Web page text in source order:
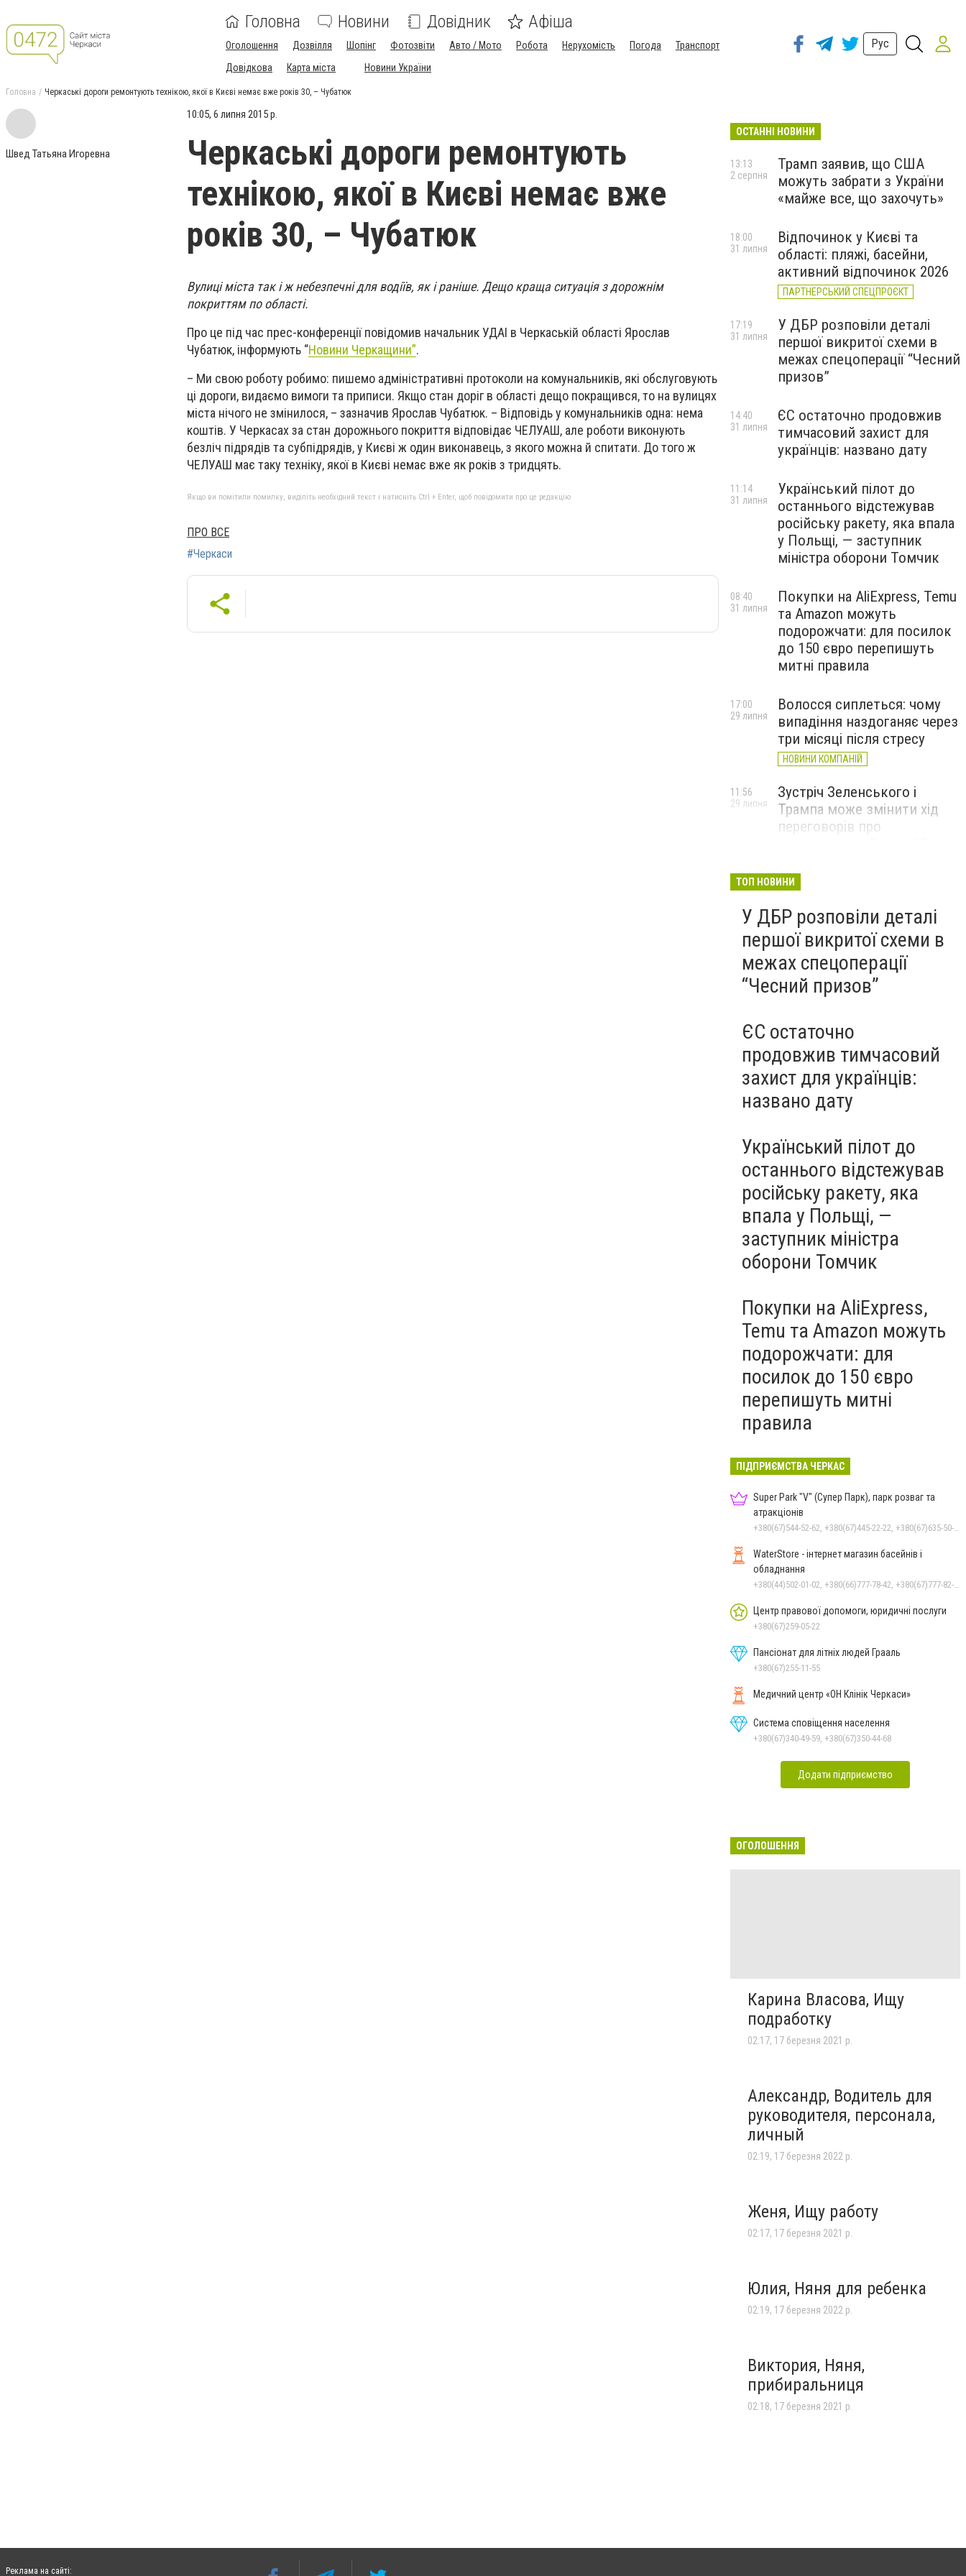
Головна Новини Довідник Афіша
Оголошення Дозвілля Шопінг Фотозвіти Авто / Мото Робота Нерухомість Погода
Транспорт
Довідкова
Карта міста Новини України
Рус
Головна Черкаські дороги ремонтують технікою, якої в Києві немає вже років 30, – Чубатюк
Швед Татьяна Игоревна
10:05, 6 липня 2015 р.
Черкаські дороги ремонтують
технікою, якої в Києві немає вже
років 30, – Чубатюк
Вулиці міста так і ж небезпечні для водіїв, як і раніше. Дещо краща ситуація з дорожнім
покриттям по області.
Про це під час прес-конференції повідомив начальник УДАІ в Черкаській області Ярослав
Чубатюк, інформують “Новини Черкащини”.
– Ми свою роботу робимо: пишемо адміністративні протоколи на комунальників, які обслуговують
ці дороги, видаємо вимоги та приписи. Якщо стан доріг в області дещо покращився, то на вулицях
міста нічого не змінилося, – зазначив Ярослав Чубатюк. – Відповідь у комунальників одна: нема
коштів. У Черкасах за стан дорожнього покриття відповідає ЧЕЛУАШ, але роботи виконують
безліч підрядів та субпідрядів, у Києві ж один виконавець, з якого можна й спитати. До того ж
ЧЕЛУАШ має таку техніку, якої в Києві немає вже як років з тридцять.
Якщо ви помітили помилку, виділіть необхідний текст і натисніть Ctrl + Enter, щоб повідомити про це редакцію
ПРО ВСЕ
#Черкаси
ОСТАННІ НОВИНИ
Трамп заявив, що США
можуть забрати з України
«майже все, що захочуть»
13:13
2 серпня
Відпочинок у Києві та
області: пляжі, басейни,
активний відпочинок 2026
ПАРТНЕРСЬКИЙ СПЕЦПРОЄКТ
18:00
31 липня
У ДБР розповіли деталі
першої викритої схеми в
межах спецоперації “Чесний
призов”
17:19
31 липня
ЄС остаточно продовжив
тимчасовий захист для
українців: названо дату
14:40
31 липня
Український пілот до
останнього відстежував
російську ракету, яка впала
у Польщі, — заступник
міністра оборони Томчик
11:14
31 липня
Покупки на AliExpress, Temu
та Amazon можуть
подорожчати: для посилок
до 150 євро перепишуть
митні правила
08:40
31 липня
Волосся сиплеться: чому
випадіння наздоганяє через
три місяці після стресу
НОВИНИ КОМПАНІЙ
17:00
29 липня
Зустріч Зеленського і
Трампа може змінити хід
переговорів про
11:56
29 липня
ТОП НОВИНИ
У ДБР розповіли деталі
першої викритої схеми в
межах спецоперації
“Чесний призов”
ЄС остаточно
продовжив тимчасовий
захист для українців:
названо дату
Український пілот до
останнього відстежував
російську ракету, яка
впала у Польщі, —
заступник міністра
оборони Томчик
Покупки на AliExpress,
Temu та Amazon можуть
подорожчати: для
посилок до 150 євро
перепишуть митні
правила
ПІДПРИЄМСТВА ЧЕРКАС
Super Park "V" (Супер Парк), парк розваг та
атракціонів
+380(67)544-52-62, +380(67)445-22-22, +380(67)635-50-50
WaterStore - інтернет магазин басейнів і
обладнання
+380(44)502-01-02, +380(66)777-78-42, +380(67)777-82-19, +380(67)890-80-80, +380(73)890-80-80, +380(44)502-01-03
Центр правової допомоги, юридичні послуги
+380(67)259-05-22
Пансіонат для літніх людей Грааль
+380(67)255-11-55
Медичний центр «ОН Клінік Черкаси»
Система сповіщення населення
+380(67)340-49-59, +380(67)350-44-68
Додати підприємство
ОГОЛОШЕННЯ
Карина Власова, Ищу
подработку
02:17, 17 березня 2021 р.
Александр, Водитель для
руководителя, персонала,
личный
02:19, 17 березня 2022 р.
Женя, Ищу работу
02:17, 17 березня 2021 р.
Юлия, Няня для ребенка
02:19, 17 березня 2022 р.
Виктория, Няня,
прибиральниця
02:18, 17 березня 2021 р.
Реклама на сайті: